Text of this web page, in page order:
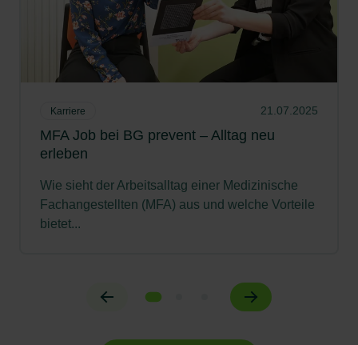
Karriere 21.07.2025
MFA Job bei BG prevent – Alltag neu
erleben
Wie sieht der Arbeitsalltag einer Medizinische
Fachangestellten (MFA) aus und welche Vorteile
bietet...